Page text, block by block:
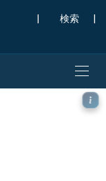
| |
リス,